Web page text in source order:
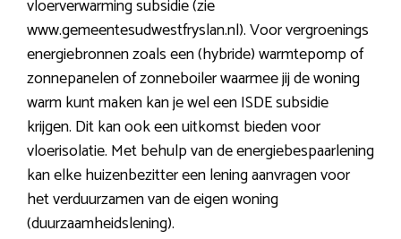
vloerverwarming subsidie (zie
www.gemeentesudwestfryslan.nl). Voor vergroenings
energiebronnen zoals een (hybride) warmtepomp of
zonnepanelen of zonneboiler waarmee jij de woning
warm kunt maken kan je wel een ISDE subsidie
krijgen. Dit kan ook een uitkomst bieden voor
vloerisolatie. Met behulp van de energiebespaarlening
kan elke huizenbezitter een lening aanvragen voor
het verduurzamen van de eigen woning
(duurzaamheidslening).